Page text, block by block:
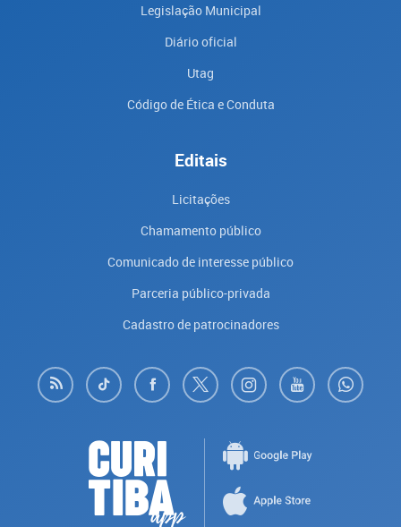
Legislação Municipal
Diário oficial
Utag
Código de Ética e Conduta
Editais
Licitações
Chamamento público
Comunicado de interesse público
Parceria público-privada
Cadastro de patrocinadores